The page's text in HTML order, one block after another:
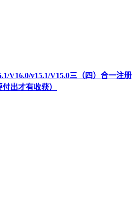
V16.0/v15.1/V15.0三（四）合一注册
出才有收获）